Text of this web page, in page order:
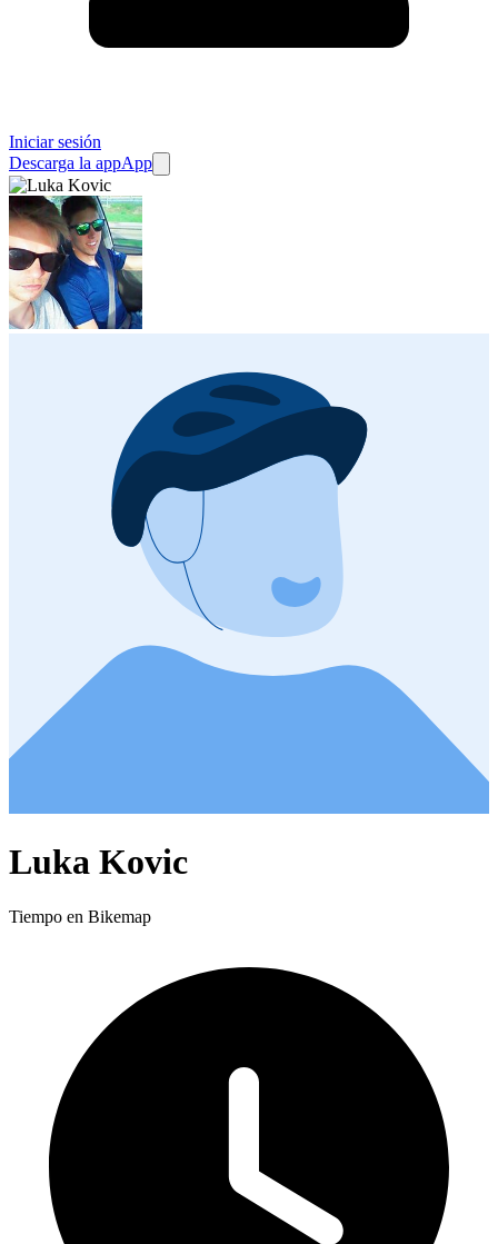
Iniciar sesión
Descarga la appApp
Luka Kovic
Tiempo en Bikemap